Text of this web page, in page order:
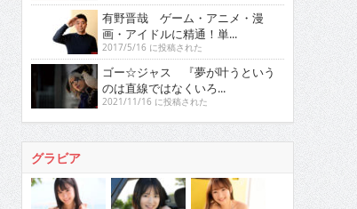
有野晋哉 ゲーム・アニメ・漫
画・アイドルに精通！単...
2017/5/16 に投稿された
ゴー☆ジャス 『夢が叶うという
のは直線ではなくいろ...
2021/11/16 に投稿された
グラビア